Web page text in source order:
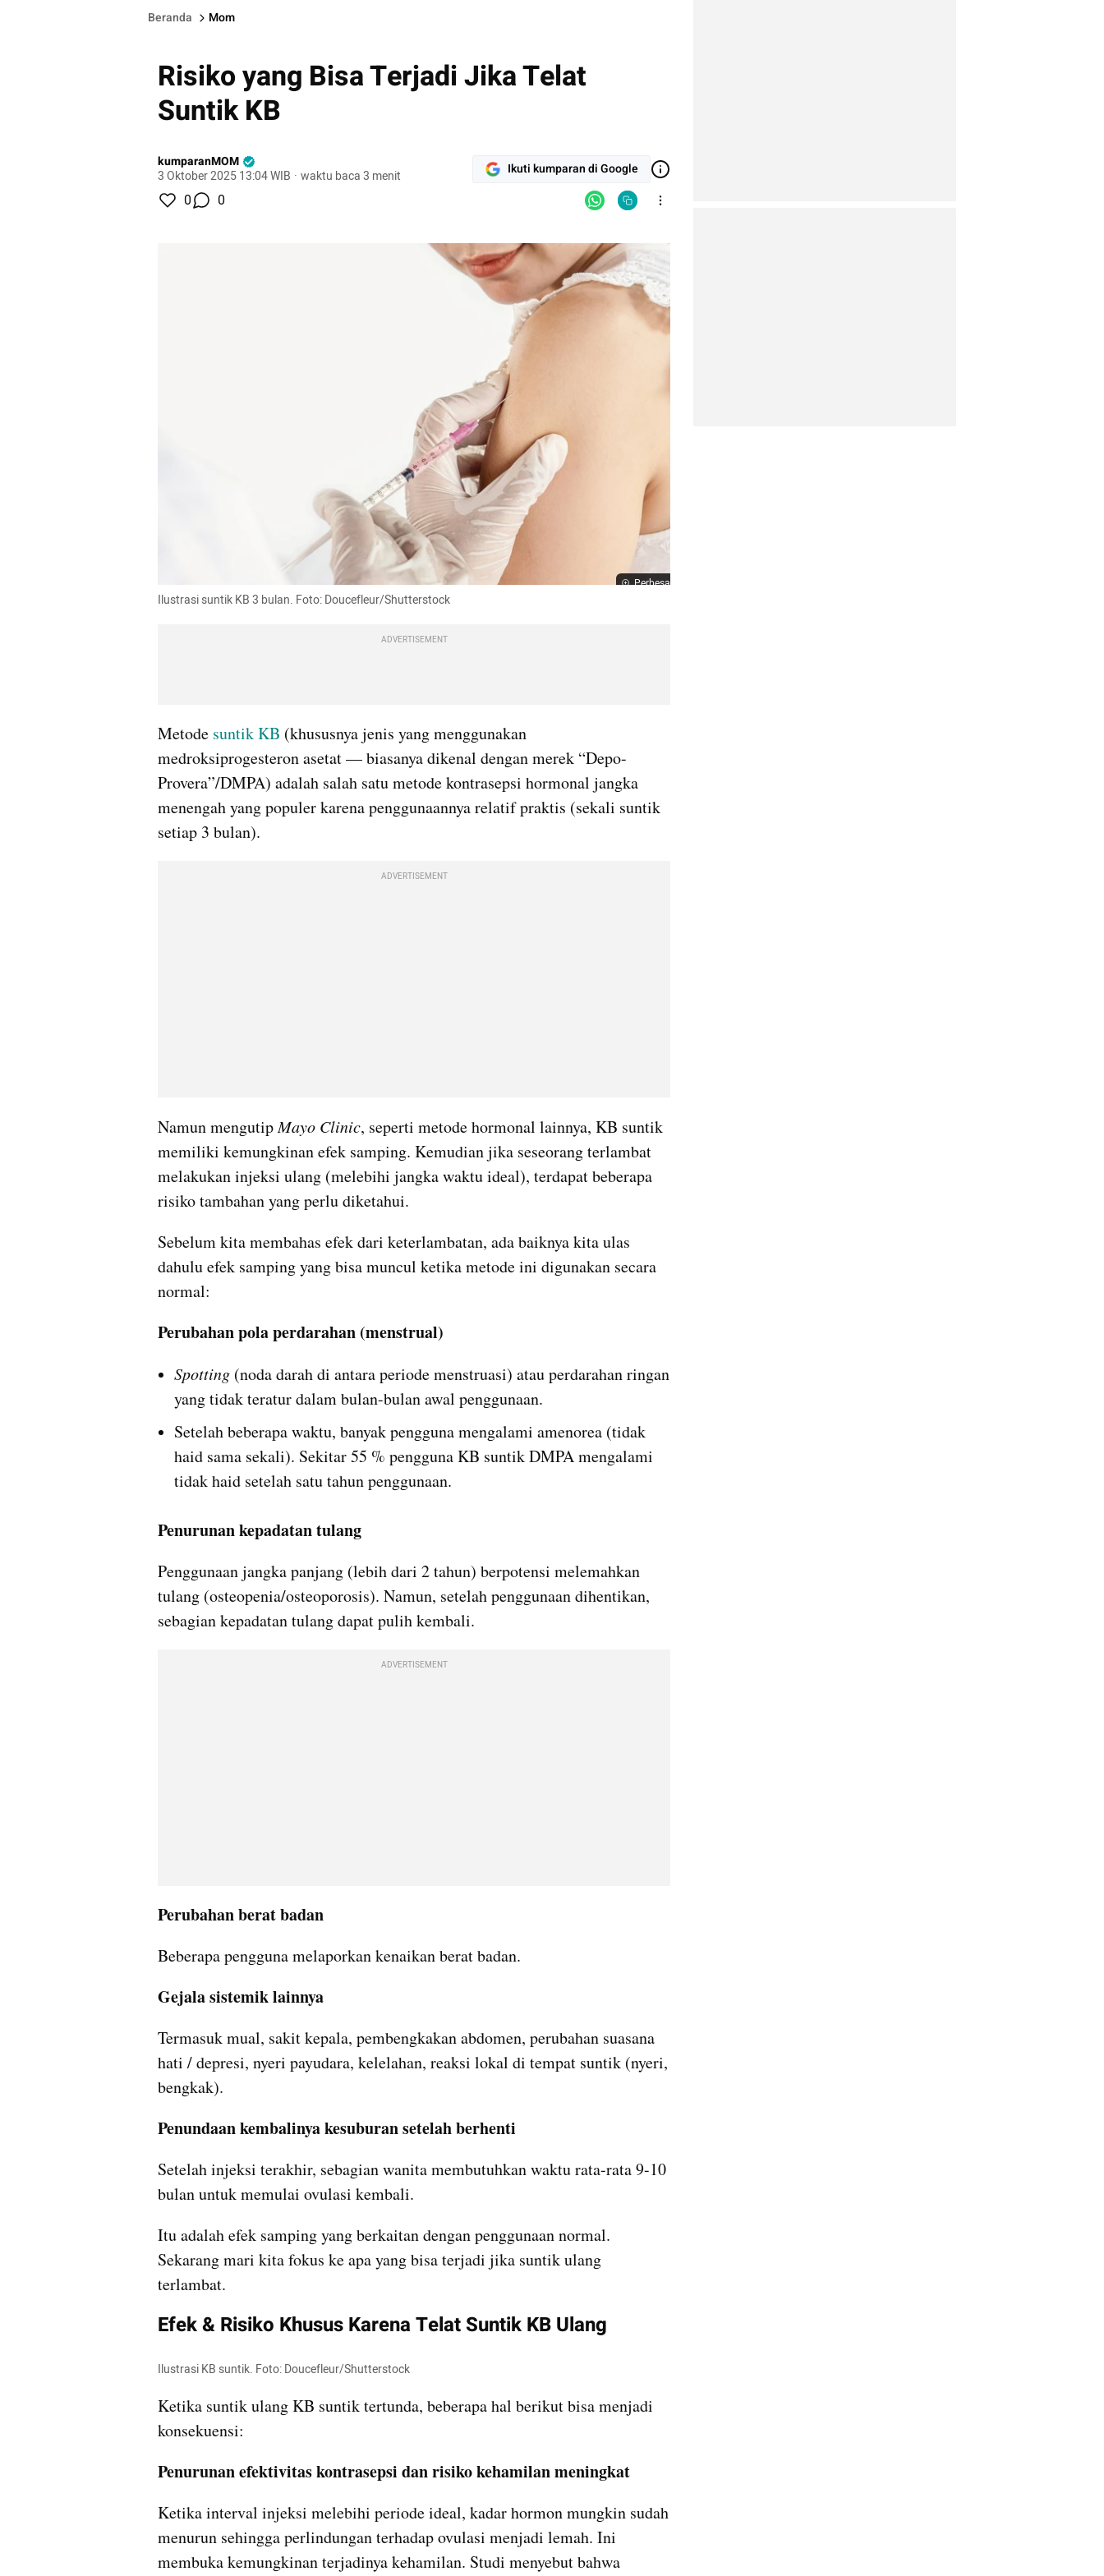
Beranda Mom
Risiko yang Bisa Terjadi Jika Telat
Suntik KB
kumparanMOM
3 Oktober 2025 13:04 WIB · waktu baca 3 menit Ikuti kumparan di Google
0 0
Perbesar
Ilustrasi suntik KB 3 bulan. Foto: Doucefleur/Shutterstock
ADVERTISEMENT
Metode suntik KB (khususnya jenis yang menggunakan
medroksiprogesteron asetat — biasanya dikenal dengan merek “Depo-
Provera”/DMPA) adalah salah satu metode kontrasepsi hormonal jangka
menengah yang populer karena penggunaannya relatif praktis (sekali suntik
setiap 3 bulan).
ADVERTISEMENT
Namun mengutip Mayo Clinic, seperti metode hormonal lainnya, KB suntik
memiliki kemungkinan efek samping. Kemudian jika seseorang terlambat
melakukan injeksi ulang (melebihi jangka waktu ideal), terdapat beberapa
risiko tambahan yang perlu diketahui.
Sebelum kita membahas efek dari keterlambatan, ada baiknya kita ulas
dahulu efek samping yang bisa muncul ketika metode ini digunakan secara
normal:
Perubahan pola perdarahan (menstrual)
Spotting (noda darah di antara periode menstruasi) atau perdarahan ringan
yang tidak teratur dalam bulan-bulan awal penggunaan.
Setelah beberapa waktu, banyak pengguna mengalami amenorea (tidak
haid sama sekali). Sekitar 55 % pengguna KB suntik DMPA mengalami
tidak haid setelah satu tahun penggunaan.
Penurunan kepadatan tulang
Penggunaan jangka panjang (lebih dari 2 tahun) berpotensi melemahkan
tulang (osteopenia/osteoporosis). Namun, setelah penggunaan dihentikan,
sebagian kepadatan tulang dapat pulih kembali.
ADVERTISEMENT
Perubahan berat badan
Beberapa pengguna melaporkan kenaikan berat badan.
Gejala sistemik lainnya
Termasuk mual, sakit kepala, pembengkakan abdomen, perubahan suasana
hati / depresi, nyeri payudara, kelelahan, reaksi lokal di tempat suntik (nyeri,
bengkak).
Penundaan kembalinya kesuburan setelah berhenti
Setelah injeksi terakhir, sebagian wanita membutuhkan waktu rata-rata 9-10
bulan untuk memulai ovulasi kembali.
Itu adalah efek samping yang berkaitan dengan penggunaan normal.
Sekarang mari kita fokus ke apa yang bisa terjadi jika suntik ulang
terlambat.
Efek & Risiko Khusus Karena Telat Suntik KB Ulang
Ilustrasi KB suntik. Foto: Doucefleur/Shutterstock
Ketika suntik ulang KB suntik tertunda, beberapa hal berikut bisa menjadi
konsekuensi:
Penurunan efektivitas kontrasepsi dan risiko kehamilan meningkat
Ketika interval injeksi melebihi periode ideal, kadar hormon mungkin sudah
menurun sehingga perlindungan terhadap ovulasi menjadi lemah. Ini
membuka kemungkinan terjadinya kehamilan. Studi menyebut bahwa